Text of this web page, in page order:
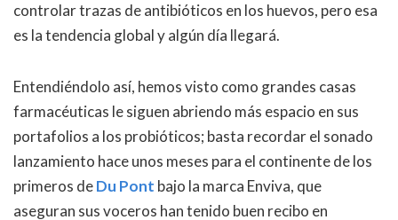
controlar trazas de antibióticos en los huevos, pero esa
es la tendencia global y algún día llegará.
Entendiéndolo así, hemos visto como grandes casas
farmacéuticas le siguen abriendo más espacio en sus
portafolios a los probióticos; basta recordar el sonado
lanzamiento hace unos meses para el continente de los
primeros deDu Pont bajo la marca Enviva, que
aseguran sus voceros han tenido buen recibo en